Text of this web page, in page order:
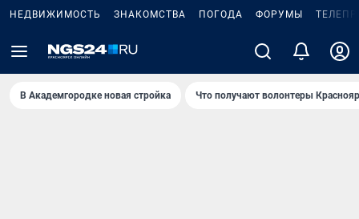
НЕДВИЖИМОСТЬ ЗНАКОМСТВА ПОГОДА ФОРУМЫ
В Академгородке новая стройка Что получают волонтеры